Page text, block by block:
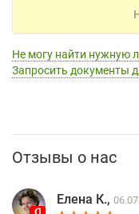
Не могу найти нужную
Запросить документы
Отзывы о нас
Елена К.,